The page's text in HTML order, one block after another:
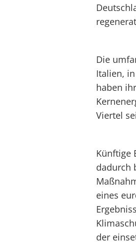
Die
Italien,
haben
Viertel
Künftige
dadurch
eines
der